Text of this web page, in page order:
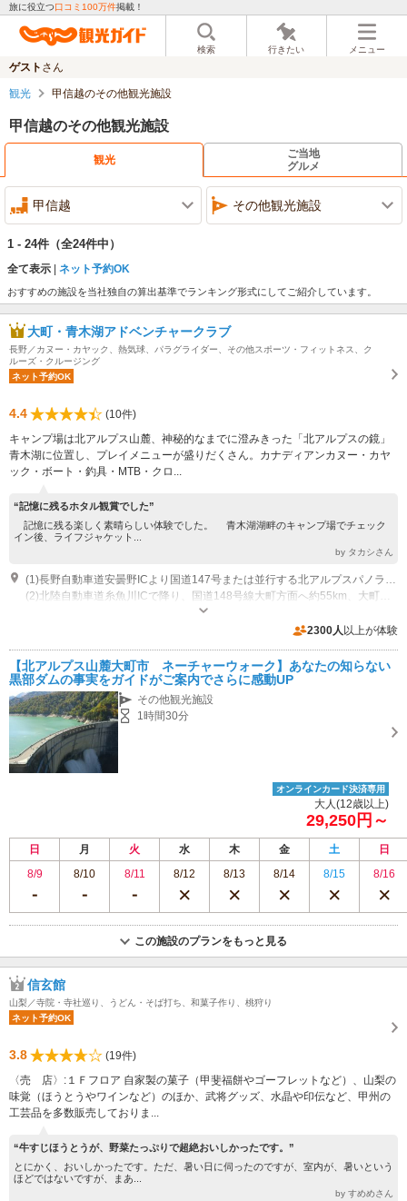
旅に役立つ口コミ100万件掲載！
検索 行きたい メニュー
ゲスト さん
観光 甲信越のその他観光施設
甲信越のその他観光施設
観光
ご当地
グルメ
甲信越 その他観光施設
1 - 24件 （全24件中）
全て表示 ネット予約OK
おすすめの施設を当社独自の算出基準でランキング形式にしてご紹介しています。
大町・青木湖アドベンチャークラブ
長野／カヌー・カヤック、熱気球、パラグライダー、その他スポーツ・フィットネス、ク
ルーズ・クルージング
ネット予約OK
4.4
(10件)
キャンプ場は北アルプス山麓、神秘的なまでに澄みきった「北アルプスの鏡」
青木湖に位置し、プレイメニューが盛りだくさん。カナディアンカヌー・カヤ
ック・ボート・釣具・MTB・クロ...
“記憶に残るホタル観賞でした”
記憶に残る楽しく素晴らしい体験でした。 青木湖湖畔のキャンプ場でチェック
イン後、ライフジャケット...
by タカシさん
営業時間：9：00～18：00 定休日：不定休（７～10月中旬無休）
2300人 以上が体験
【北アルプス山麓大町市 ネーチャーウォーク】あなたの知らない
黒部ダムの事実をガイドがご案内でさらに感動UP
その他観光施設
1時間30分
オンラインカード決済専用
大人(12歳以上)
29,250円～
日 月 火 水 木 金 土
日
8/9
8/10 8/11 8/12 8/13 8/14 8/15 8/16
この施設のプランをもっと見る
信玄館
山梨／寺院・寺社巡り、うどん・そば打ち、和菓子作り、桃狩り
ネット予約OK
3.8
(19件)
〈売 店〉:１Ｆフロア 自家製の菓子（甲斐福餅やゴーフレットなど）、山梨の
味覚（ほうとうやワインなど）のほか、武将グッズ、水晶や印伝など、甲州の
工芸品を多数販売しておりま...
“牛すじほうとうが、野菜たっぷりで超絶おいしかったです。”
とにかく、おいしかったです。ただ、暑い日に伺ったのですが、室内が、暑いという
ほどではないですが、まあ...
by すめめさん